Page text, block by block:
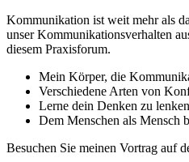
Kommunikation ist weit mehr als
unser Kommunikationsverhalten
diesem Praxisforum.
Mein Körper, die
Verschiedene Arten von
Lerne dein Denken zu lenken
Dem Menschen als Mensch
Besuchen Sie meinen Vortrag auf